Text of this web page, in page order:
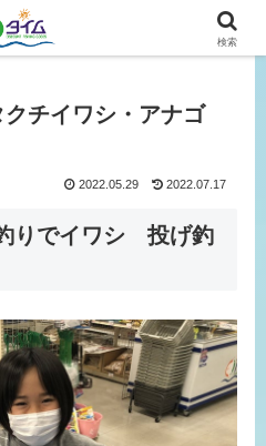
報はタイムにおまかせ！
クチイワシ・アナゴ
2022.05.29 2022.07.17
りでイワシ 投げ釣
検索